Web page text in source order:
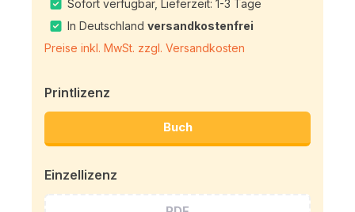
Sofort verfügbar, Lieferzeit: 1-3 Tage
In Deutschlandversandkostenfrei
Preise inkl. MwSt. zzgl. Versandkosten
Printlizenz
Buch
Einzellizenz